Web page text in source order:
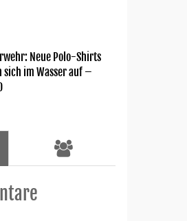
Neue Polo-Shirts
sich im Wasser auf –